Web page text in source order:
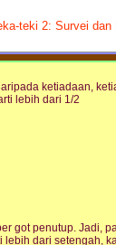
teki 2: Survei dan
ketiadaan,
lebih dari 1/2
got penutup. Jadi,
dari setengah,